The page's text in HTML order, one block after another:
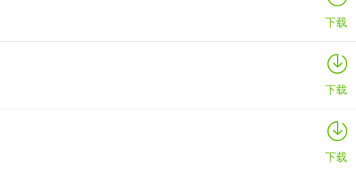
下载
下载
下载